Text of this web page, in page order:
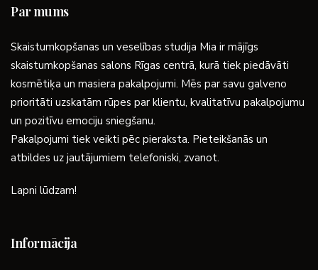
Par mums
Skaistumkopšanas un veselības studija Mia ir mājīgs
skaistumkopšanas salons Rīgas centrā, kurā tiek piedāvāti
kosmētiķa un masiera pakalpojumi. Mēs par savu galveno
prioritāti uzskatām rūpes par klientu, kvalitatīvu pakalpojumu
un pozitīvu emociju sniegšanu.
Pakalpojumi tiek veikti pēc pieraksta. Pieteikšanās un
atbildes uz jautājumiem telefoniski, zvanot.
Lapni lūdzam!
Informācija